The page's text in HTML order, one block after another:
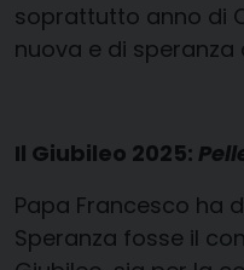
soprattutto anno di
nuova e di speranza
Il Giubileo 2025:
Papa Francesco ha
Speranza fosse il